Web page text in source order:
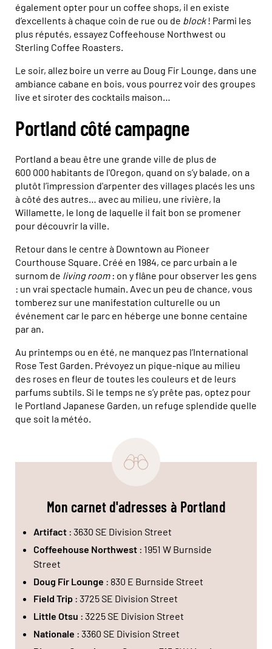
également opter pour un coffee shops, il en existe
d’excellents à chaque coin de rue ou de block! Parmi les
plus réputés, essayez Coffeehouse Northwest ou
Sterling Coffee Roasters.
Le soir, allez boire un verre au Doug Fir Lounge, dans une
ambiance cabane en bois, vous pourrez voir des groupes
live et siroter des cocktails maison…
Portland côté campagne
Portland a beau être une grande ville de plus de
600 000 habitants de l'Oregon, quand on s’y balade, on a
plutôt l’impression d'arpenter des villages placés les uns
à côté des autres… avec au milieu, une rivière, la
Willamette, le long de laquelle il fait bon se promener
pour découvrir la ville.
Retour dans le centre à Downtown au Pioneer
Courthouse Square. Créé en 1984, ce parc urbain a le
surnom de living room: on y flâne pour observer les gens
: un vrai spectacle humain. Avec un peu de chance, vous
tomberez sur une manifestation culturelle ou un
événement car le parc en héberge une bonne centaine
par an.
Au printemps ou en été, ne manquez pas l’International
Rose Test Garden. Prévoyez un pique-nique au milieu
des roses en fleur de toutes les couleurs et de leurs
parfums subtils. Si le temps ne s’y prête pas, optez pour
le Portland Japanese Garden, un refuge splendide quelle
que soit la météo.
Mon carnet d'adresses à Portland
Artifact : 3630 SE Division Street
Coffeehouse Northwest : 1951 W Burnside
Street
Doug Fir Lounge : 830 E Burnside Street
Field Trip : 3725 SE Division Street
Little Otsu : 3225 SE Division Street
Nationale : 3360 SE Division Street